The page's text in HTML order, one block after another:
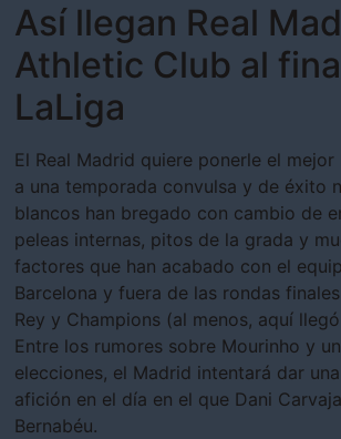
Así llegan Real
Athletic Club al
LaLiga
El Real Madrid quiere ponerle el
a una temporada convulsa y de éxito
blancos han bregado con cambio de
peleas internas, pitos de la grada y
factores que han acabado con el
Barcelona y fuera de las rondas
Rey y Champions (al menos, aquí
Entre los rumores sobre Mourinho y
elecciones, el Madrid intentará dar
afición en el día en el que Dani
Bernabéu.